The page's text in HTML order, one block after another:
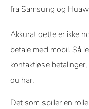
fra Samsung og
Akkurat dette er ikke
betale med mobil. Så
kontaktløse
du har.
Det som spiller en